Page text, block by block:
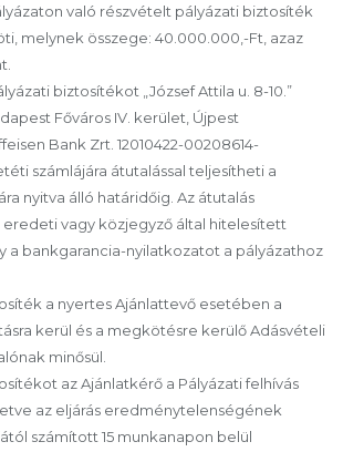
való részvételt pályázati biztosíték
melynek összege: 40.000.000,-Ft, azaz
biztosítékot „József Attila u. 8-10.”
Főváros IV. kerület, Újpest
Bank Zrt. 12010422-00208614-
számlájára átutalással teljesítheti a
nyitva álló határidőig. Az átutalás
vagy közjegyző által hitelesített
a bankgarancia-nyilatkozatot a pályázathoz
a nyertes Ajánlattevő esetében a
kerül és a megkötésre kerülő Adásvételi
minősül.
az Ajánlatkérő a Pályázati felhívás
az eljárás eredménytelenségének
számított 15 munkanapon belül